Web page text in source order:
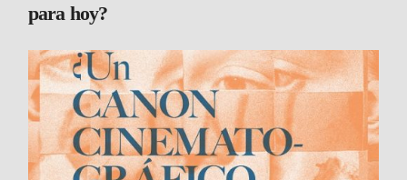
para hoy?